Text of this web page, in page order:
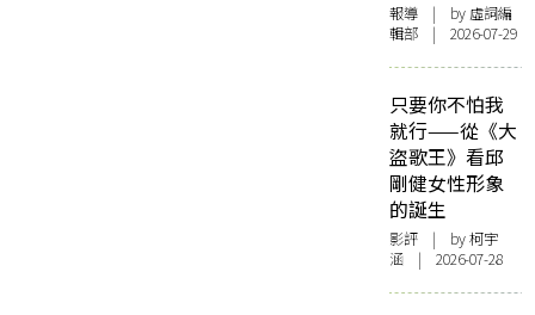
報導 | by 虛詞編
輯部 | 2026-07-29
只要你不怕我
就行——從《大
盜歌王》看邱
剛健女性形象
的誕生
影評 | by 柯宇
涵 | 2026-07-28